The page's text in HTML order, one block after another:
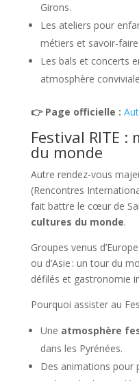
Girons.
Les ateliers pour
métiers et savoir-
Les bals et concerts
atmosphère
👉 Page officielle :
Festival RITE :
du monde
Autre rendez-vous
(Rencontres
fait battre le cœur de
cultures du monde.
Groupes venus
ou d’Asie : un tour du
défilés et gastronomie
Pourquoi assister au
Une atmosphère
dans les Pyrénées.
Des animations pour